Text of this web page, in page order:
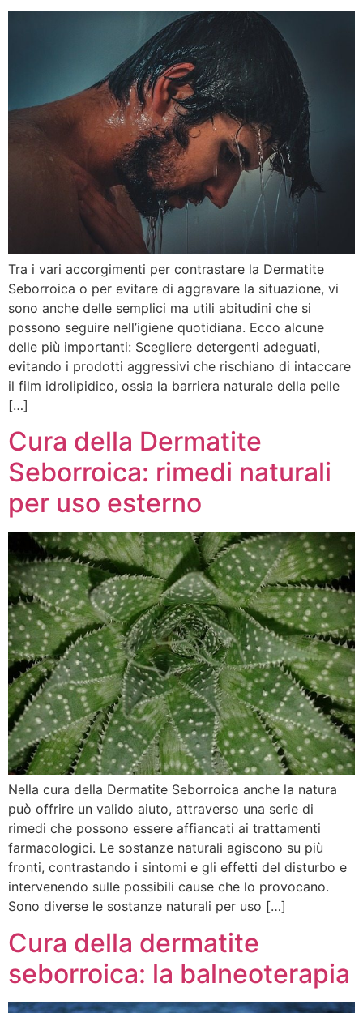
Tra i vari accorgimenti per contrastare la Dermatite
Seborroica o per evitare di aggravare la situazione, vi
sono anche delle semplici ma utili abitudini che si
possono seguire nell’igiene quotidiana. Ecco alcune
delle più importanti: Scegliere detergenti adeguati,
evitando i prodotti aggressivi che rischiano di intaccare
il film idrolipidico, ossia la barriera naturale della pelle
[…]
Cura della Dermatite
Seborroica: rimedi naturali
per uso esterno
Nella cura della Dermatite Seborroica anche la natura
può offrire un valido aiuto, attraverso una serie di
rimedi che possono essere affiancati ai trattamenti
farmacologici. Le sostanze naturali agiscono su più
fronti, contrastando i sintomi e gli effetti del disturbo e
intervenendo sulle possibili cause che lo provocano.
Sono diverse le sostanze naturali per uso […]
Cura della dermatite
seborroica: la balneoterapia